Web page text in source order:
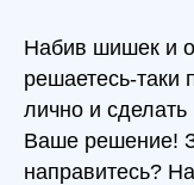
Набив шишек и
решаетесь-таки
лично и
Ваше решение!
направитесь?